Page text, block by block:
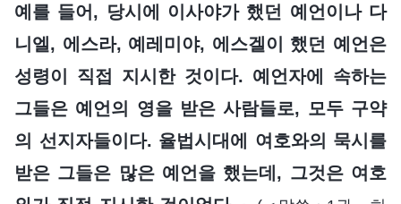
예를 들어, 당시에 이사야가 했던 예언이나 다
니엘, 에스라, 예레미야, 에스겔이 했던 예언은
성령이 직접 지시한 것이다. 예언자에 속하는
그들은 예언의 영을 받은 사람들로, 모두 구약
의 선지자들이다. 율법시대에 여호와의 묵시를
받은 그들은 많은 예언을 했는데, 그것은 여호